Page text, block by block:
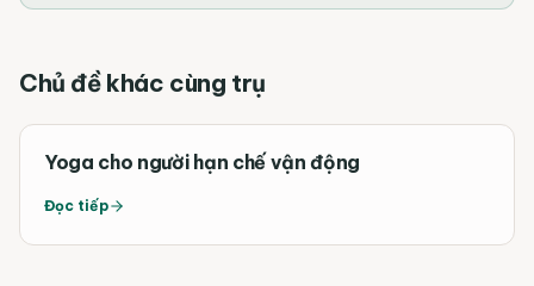
Chủ đề khác cùng trụ
Yoga cho người hạn chế vận động
Đọc tiếp